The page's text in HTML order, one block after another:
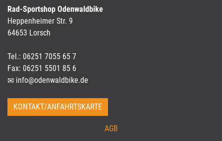
Rad-Sportshop Odenwaldbike
Heppenheimer Str. 9
64653 Lorsch
Tel.: 06251 7055 65 7
Fax: 06251 5501 85 6
info@odenwaldbike.de
KONTAKT/ANFAHRTSKARTE
AGB